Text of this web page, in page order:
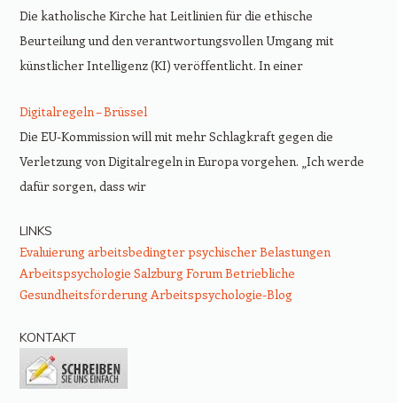
Die katholische Kirche hat Leitlinien für die ethische
Beurteilung und den verantwortungsvollen Umgang mit
künstlicher Intelligenz (KI) veröffentlicht. In einer
Digitalregeln – Brüssel
Die EU-Kommission will mit mehr Schlagkraft gegen die
Verletzung von Digitalregeln in Europa vorgehen. „Ich werde
dafür sorgen, dass wir
LINKS
Evaluierung arbeitsbedingter psychischer Belastungen
Arbeitspsychologie Salzburg Forum Betriebliche
Gesundheitsförderung Arbeitspsychologie-Blog
KONTAKT